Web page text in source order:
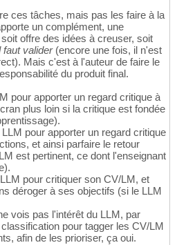
ces tâches, mais pas les faire à la
un complément, une
offre des idées à creuser, soit
faut valider(encore une fois, il n'est
Mais c'est à l'auteur de faire le
du produit final.
pour apporter un regard critique à
plus loin si la critique est fondée
pour apporter un regard critique
et ainsi parfaire le retour
est pertinent, ce dont l'enseignant
pour critiquer son CV/LM, et
déroger à ses objectifs (si le LLM
vois pas l'intérêt du LLM, par
pour tagger les CV/LM
afin de les prioriser, ça oui.